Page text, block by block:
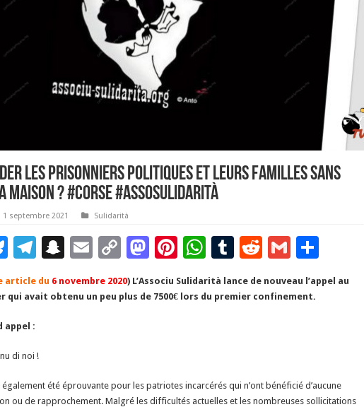
les prisonniers politiques et leurs familles sans
maison ? #Corse #AssoSulidarità
1 septembre 2021 Sulidarità
Bl
u
es
ky
T
el
e
m
S
a
at
E
ai
C
p
k
M
as
to
Pi
nt
er
W
h
at
T
m
R
d
G
m
ai
P
ar
ta
article du 6 novembre 2020) L’Associu Sulidarità lance de nouveau l’appel au
qui avait obtenu un peu plus de 7500€ lors du premier confinement.
appel :
di noi !
été éprouvante pour les patriotes incarcérés qui n’ont bénéficié d’aucune
ou de rapprochement. Malgré les difficultés actuelles et les nombreuses sollicitations